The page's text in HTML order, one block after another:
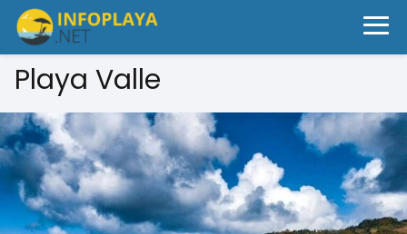
Playa Valle